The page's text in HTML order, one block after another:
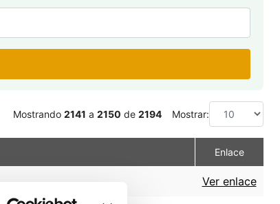
Mostrando 2141 a 2150 de 2194 Mostrar:
Enlace
Ver enlace